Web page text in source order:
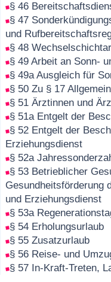
§ 46
§ 47
und
§ 48
§ 49 Arbeit an Sonn-
§ 49a Ausgleich für
§ 50 Zu § 17
§ 51 Ärztinnen und
§ 51a Entgelt der
§ 52 Entgelt der
Erziehungsdienst
§ 52a
§ 53 Betrieblicher
Gesundheitsförderung
und Erziehungsdienst
§ 53a
§ 54 Erholungsurlaub
§ 55 Zusatzurlaub
§ 56 Reise- und
§ 57 In-Kraft-Treten,